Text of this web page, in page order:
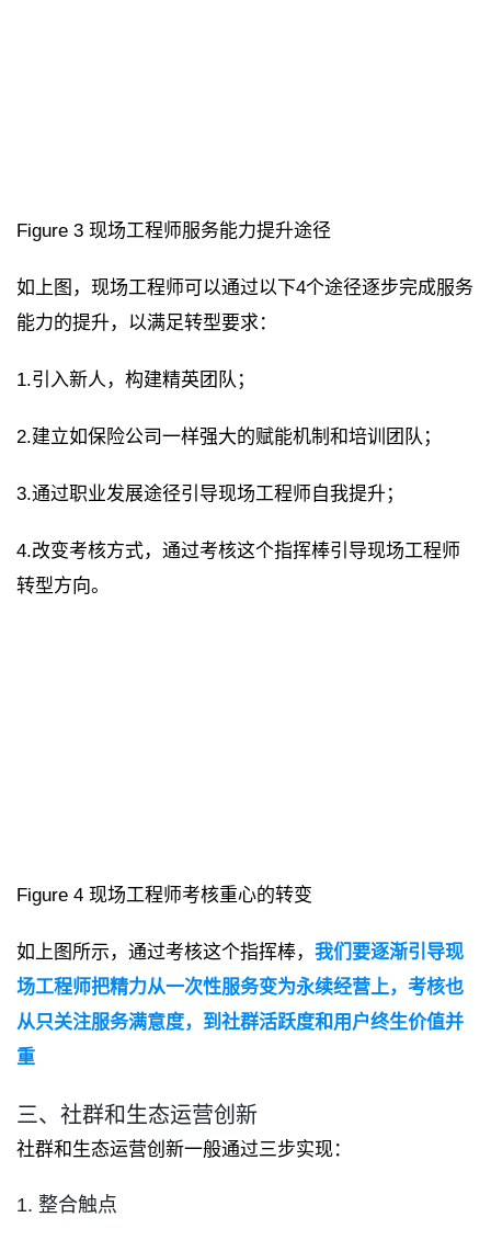
Figure 3 现场工程师服务能力提升途径
如上图，现场工程师可以通过以下4个途径逐步完成服务
能力的提升，以满足转型要求：
1.引入新人，构建精英团队；
2.建立如保险公司一样强大的赋能机制和培训团队；
3.通过职业发展途径引导现场工程师自我提升；
4.改变考核方式，通过考核这个指挥棒引导现场工程师
转型方向。
Figure 4 现场工程师考核重心的转变
如上图所示，通过考核这个指挥棒， 我们要逐渐引导现
场工程师把精力从一次性服务变为永续经营上，考核也
从只关注服务满意度，到社群活跃度和用户终生价值并
重
三、社群和生态运营创新
社群和生态运营创新一般通过三步实现：
1. 整合触点